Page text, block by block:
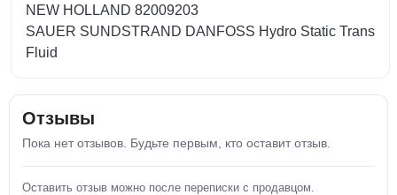
NEW HOLLAND 82009203
SAUER SUNDSTRAND DANFOSS Hydro Static Trans
Fluid
Отзывы
Пока нет отзывов. Будьте первым, кто оставит отзыв.
Оставить отзыв можно после переписки с продавцом.